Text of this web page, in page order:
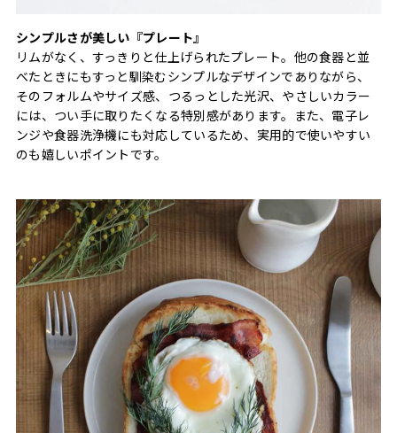
シンプルさが美しい『プレート』
リムがなく、すっきりと仕上げられたプレート。他の食器と並
べたときにもすっと馴染むシンプルなデザインでありながら、
そのフォルムやサイズ感、つるっとした光沢、やさしいカラー
には、つい手に取りたくなる特別感があります。また、電子レ
ンジや食器洗浄機にも対応しているため、実用的で使いやすい
のも嬉しいポイントです。